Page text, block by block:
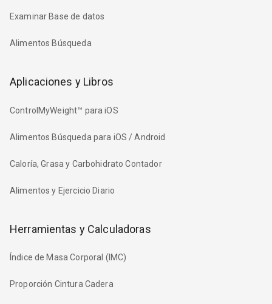
Examinar Base de datos
Alimentos Búsqueda
Aplicaciones y Libros
ControlMyWeight™ para iOS
Alimentos Búsqueda para iOS / Android
Caloría, Grasa y Carbohidrato Contador
Alimentos y Ejercicio Diario
Herramientas y Calculadoras
Índice de Masa Corporal (IMC)
Proporción Cintura Cadera